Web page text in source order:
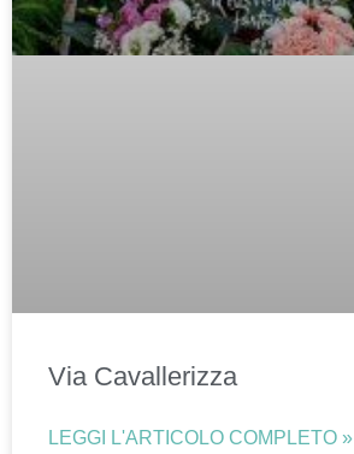
Via Cavallerizza
LEGGI L'ARTICOLO COMPLETO »